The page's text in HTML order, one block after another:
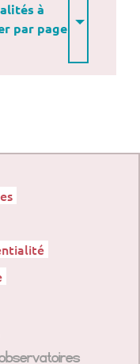
à
par page